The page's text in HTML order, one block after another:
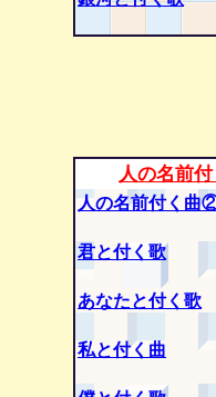
人の名前
人の名前付く曲
君と付く歌
あなたと付く歌
私と付く曲